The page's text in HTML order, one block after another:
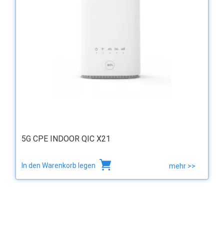
5G CPE INDOOR QIC X21
In den Warenkorb legen mehr >>